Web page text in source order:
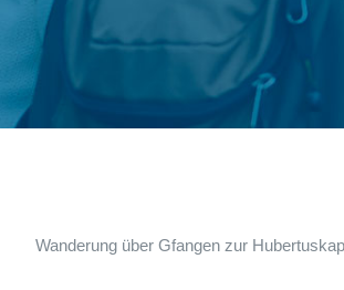
Wanderung über Gfangen zur